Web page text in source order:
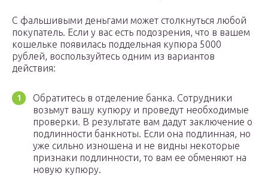
С фальшивыми деньгами может столкнуться любой
покупатель. Если у вас есть подозрения, что в вашем
кошельке появилась поддельная купюра 5000
рублей, воспользуйтесь одним из вариантов
действия:
Обратитесь в отделение банка. Сотрудники
возьмут вашу купюру и проведут необходимые
проверки. В результате вам дадут заключение о
подлинности банкноты. Если она подлинная, но
уже сильно изношена и не видны некоторые
признаки подлинности, то вам ее обменяют на
новую купюру.